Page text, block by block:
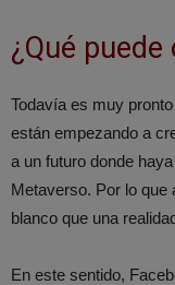
¿Qué
Todavía es muy
están empezando a
a un futuro donde
Metaverso. Por lo que
blanco que una
En este sentido,